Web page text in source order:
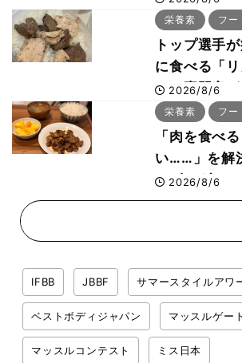
した納得の
解説
栄養素 フー
トップ選手
に食べる「
は？専門家が
ー活用法
2026/8/6
栄養素 フー
「肉を食べ
い……」を解
ィビルダーの
専門家がロ
2026/8/6
IFBB JBBF サマースタイルアワ
ベストボディジャパン マッスルゲート
マッスルコンテスト ミス日本